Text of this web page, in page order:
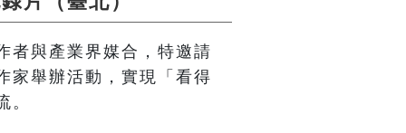
者與產業界媒合，特邀請
家舉辦活動，實現「看得
。